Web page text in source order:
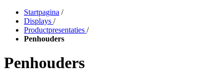
Startpagina /
Displays /
Productpresentaties /
Penhouders
Penhouders